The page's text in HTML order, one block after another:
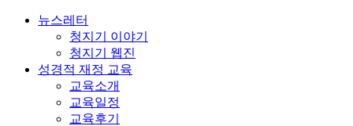
뉴스레터
청지기 이야기
청지기 웹진
성경적 재정 교육
교육소개
교육일정
교육후기